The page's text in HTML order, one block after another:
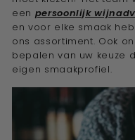
een persoonlijk
en voor elke smaak
ons assortiment. Ook
bepalen van uw keuze
eigen smaakprofiel.